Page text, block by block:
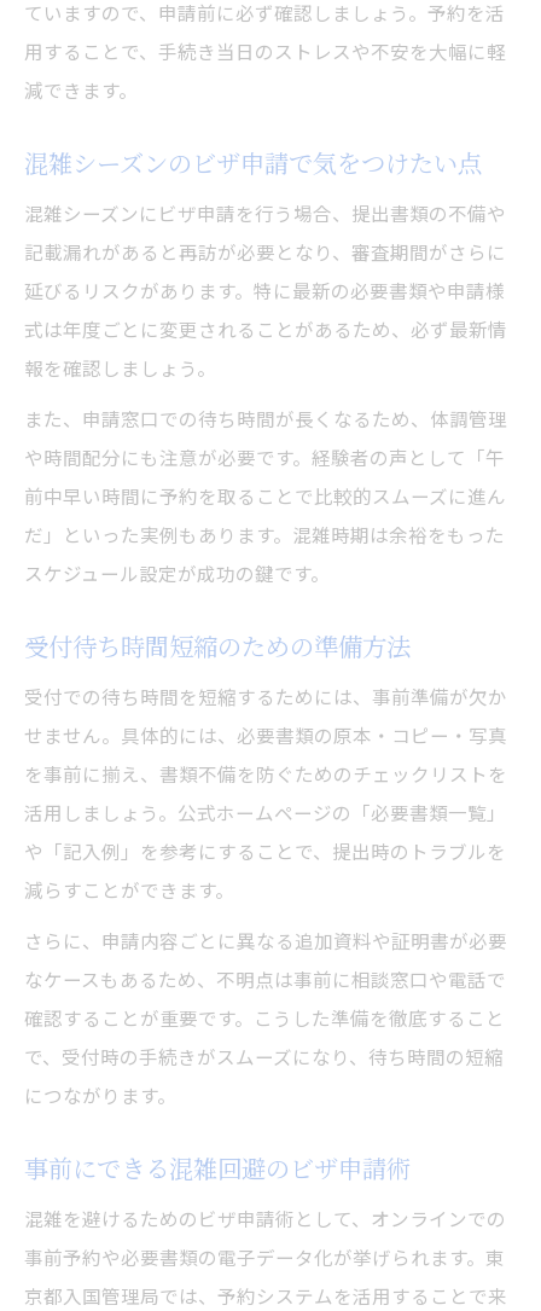
ていますので、申請前に必ず確認しましょう。予約を活
用することで、手続き当日のストレスや不安を大幅に軽
減できます。
混雑シーズンのビザ申請で気をつけたい点
混雑シーズンにビザ申請を行う場合、提出書類の不備や
記載漏れがあると再訪が必要となり、審査期間がさらに
延びるリスクがあります。特に最新の必要書類や申請様
式は年度ごとに変更されることがあるため、必ず最新情
報を確認しましょう。
また、申請窓口での待ち時間が長くなるため、体調管理
や時間配分にも注意が必要です。経験者の声として「午
前中早い時間に予約を取ることで比較的スムーズに進ん
だ」といった実例もあります。混雑時期は余裕をもった
スケジュール設定が成功の鍵です。
受付待ち時間短縮のための準備方法
受付での待ち時間を短縮するためには、事前準備が欠か
せません。具体的には、必要書類の原本・コピー・写真
を事前に揃え、書類不備を防ぐためのチェックリストを
活用しましょう。公式ホームページの「必要書類一覧」
や「記入例」を参考にすることで、提出時のトラブルを
減らすことができます。
さらに、申請内容ごとに異なる追加資料や証明書が必要
なケースもあるため、不明点は事前に相談窓口や電話で
確認することが重要です。こうした準備を徹底すること
で、受付時の手続きがスムーズになり、待ち時間の短縮
につながります。
事前にできる混雑回避のビザ申請術
混雑を避けるためのビザ申請術として、オンラインでの
事前予約や必要書類の電子データ化が挙げられます。東
京都入国管理局では、予約システムを活用することで来